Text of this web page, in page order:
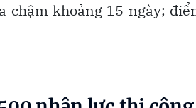
chậm khoảng 15 ngày;